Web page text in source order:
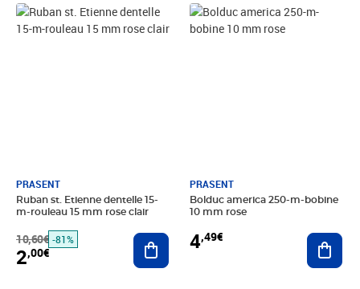
PRASENT
Ruban st. Etienne dentelle 15-
m-rouleau 15 mm rose clair
10,60€
Prix barré 10,60€
-81%
2,00€
Prix 2,00€
Ajouter au panier
PRASENT
Bolduc america 250-m-bobine
10 mm rose
4,49€
Prix 4,49€